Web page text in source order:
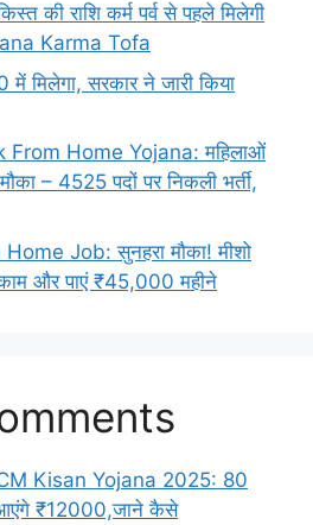
की राशि कर्म पर्व से पहले मिलेगी
Karma Tofa
मिलेगा, सरकार ने जारी किया
Home Yojana: महिलाओं
– 4525 पदों पर निकली भर्ती,
Job: सुनहरा मौका! मीशो
और पाएं ₹45,000 महीने
Kisan Yojana 2025: 80
₹12000,जाने कैसे